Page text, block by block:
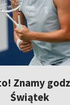
Znamy
Świątek